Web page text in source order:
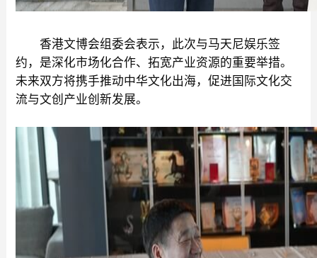
香港文博会组委会表示，此次与马天尼娱乐签
约，是深化市场化合作、拓宽产业资源的重要举措。
未来双方将携手推动中华文化出海，促进国际文化交
流与文创产业创新发展。